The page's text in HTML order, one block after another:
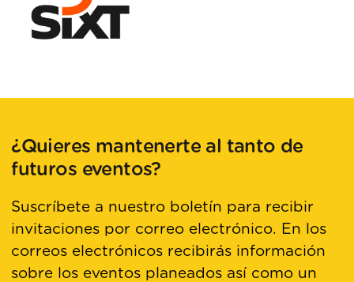
¿Quieres mantenerte al tanto de
futuros eventos?
Suscríbete a nuestro boletín para recibir
invitaciones por correo electrónico. En los
correos electrónicos recibirás información
sobre los eventos planeados así como un